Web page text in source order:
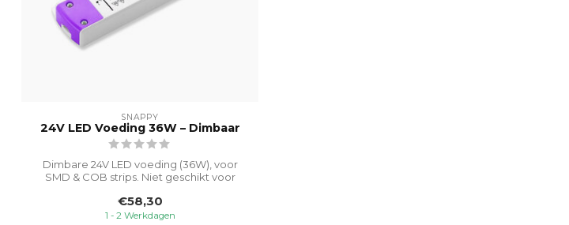
SNAPPY
24V LED Voeding 36W – Dimbaar
Dimbare 24V LED voeding (36W), voor
SMD & COB strips. Niet geschikt voor
€58,30
1 - 2 Werkdagen